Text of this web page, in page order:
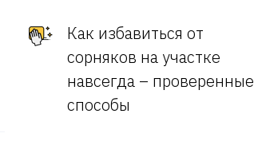
Как избавиться от
сорняков на участке
навсегда – проверенные
способы